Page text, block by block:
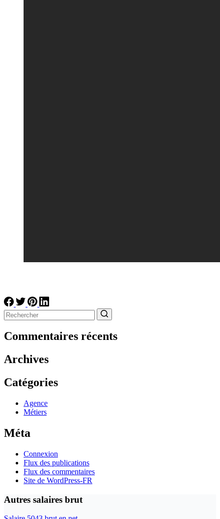
résultat
Commentaires récents
Archives
Catégories
Agence
Métiers
Méta
Connexion
Flux des publications
Flux des commentaires
Site de WordPress-FR
Autres salaires brut